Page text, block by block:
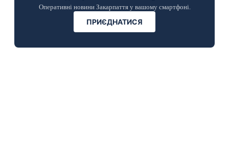
Оперативні новини Закарпаття у вашому смартфоні.
ПРИЄДНАТИСЯ